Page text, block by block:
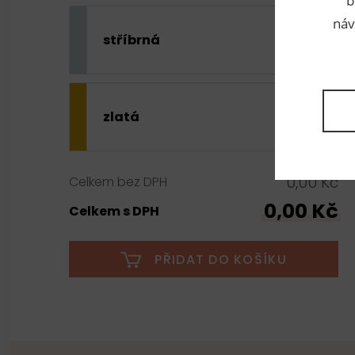
stříbrná
zlatá
Celkem bez DPH 0,00 Kč
Celkem s DPH 0,00 Kč
PŘIDAT DO KOŠÍKU